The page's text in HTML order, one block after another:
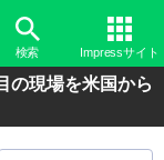
検索 Impressサイト
の現場を米国から